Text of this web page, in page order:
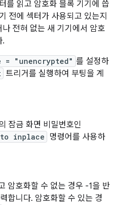
를 읽고 암호화 블록 기기에 씁
전에 섹터가 사용되고 있는지
전혀 없는 새 기기에서 암호
.
"unencrypted" 를 설정하
트리거를 실행하여 부팅을 계
잠금 화면 비밀번호인
inplace 명령어를 사용하
암호화할 수 없는 경우 -1을 반
합니다. 암호화할 수 있는 경